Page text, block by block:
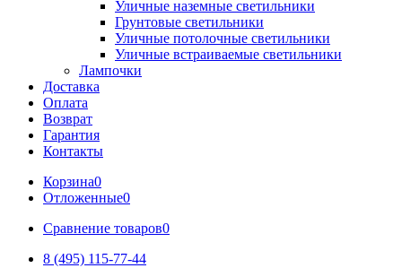
Уличные наземные светильники
Грунтовые светильники
Уличные потолочные светильники
Уличные встраиваемые светильники
Лампочки
Доставка
Оплата
Возврат
Гарантия
Контакты
Корзина0
Отложенные0
Сравнение товаров0
8 (495) 115-77-44